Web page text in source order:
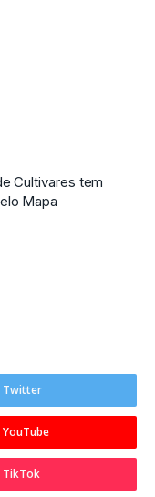
Cultivares tem
Mapa
Twitter
YouTube
TikTok